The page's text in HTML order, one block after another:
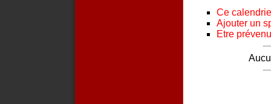
Ce
Ajouter un
Etre